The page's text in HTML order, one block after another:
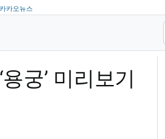
카카오뉴스
궁’ 미리보기